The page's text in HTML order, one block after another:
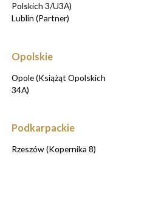
Polskich 3/U3A)
Lublin (Partner)
Opolskie
Opole (Książąt Opolskich
34A)
Podkarpackie
Rzeszów (Kopernika 8)